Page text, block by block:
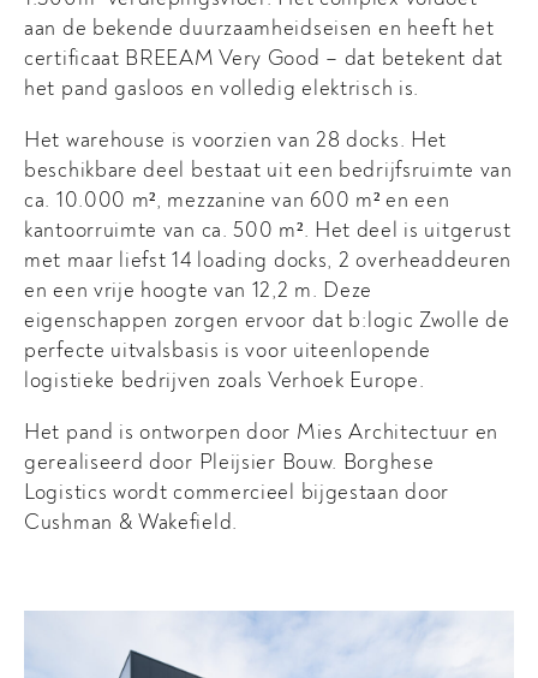
aan de bekende duurzaamheidseisen en heeft het
certificaat BREEAM Very Good – dat betekent dat
het pand gasloos en volledig elektrisch is.
Het warehouse is voorzien van 28 docks. Het
beschikbare deel bestaat uit een bedrijfsruimte van
ca. 10.000 m², mezzanine van 600 m² en een
kantoorruimte van ca. 500 m². Het deel is uitgerust
met maar liefst 14 loading docks, 2 overheaddeuren
en een vrije hoogte van 12,2 m. Deze
eigenschappen zorgen ervoor dat b:logic Zwolle de
perfecte uitvalsbasis is voor uiteenlopende
logistieke bedrijven zoals Verhoek Europe.
Het pand is ontworpen door Mies Architectuur en
gerealiseerd door Pleijsier Bouw. Borghese
Logistics wordt commercieel bijgestaan door
Cushman & Wakefield.